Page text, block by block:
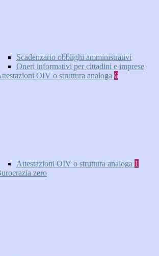
Scadenzario obblighi amministrativi
Oneri informativi per cittadini e imprese
OIV o struttura analoga 6
Attestazioni OIV o struttura analoga 1
zero